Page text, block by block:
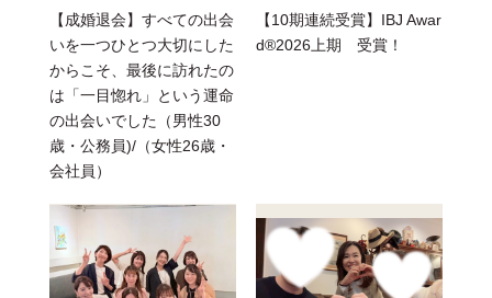
【成婚退会】すべての出会
いを一つひとつ大切にした
からこそ、最後に訪れたの
は「一目惚れ」という運命
の出会いでした（男性30
歳・公務員)/（女性26歳・
会社員）
【10期連続受賞】IBJ Awar
d®2026上期 受賞！